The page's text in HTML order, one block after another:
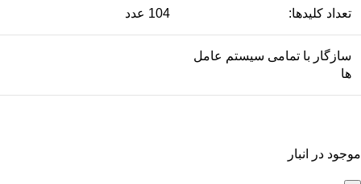
تعداد کلیدها: 104 عدد
سازگار با تمامی سیستم عامل
ها
موجود در انبار